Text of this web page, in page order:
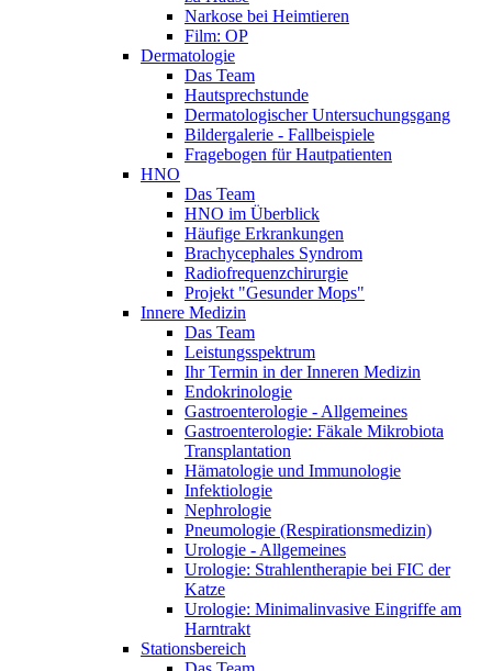
Narkose bei Heimtieren
Film: OP
Dermatologie
Das Team
Hautsprechstunde
Dermatologischer Untersuchungsgang
Bildergalerie - Fallbeispiele
Fragebogen für Hautpatienten
HNO
Das Team
HNO im Überblick
Häufige Erkrankungen
Brachycephales Syndrom
Radiofrequenzchirurgie
Projekt "Gesunder Mops"
Innere Medizin
Das Team
Leistungsspektrum
Ihr Termin in der Inneren Medizin
Endokrinologie
Gastroenterologie - Allgemeines
Gastroenterologie: Fäkale Mikrobiota
Transplantation
Hämatologie und Immunologie
Infektiologie
Nephrologie
Pneumologie (Respirationsmedizin)
Urologie - Allgemeines
Urologie: Strahlentherapie bei FIC der
Katze
Urologie: Minimalinvasive Eingriffe am
Harntrakt
Stationsbereich